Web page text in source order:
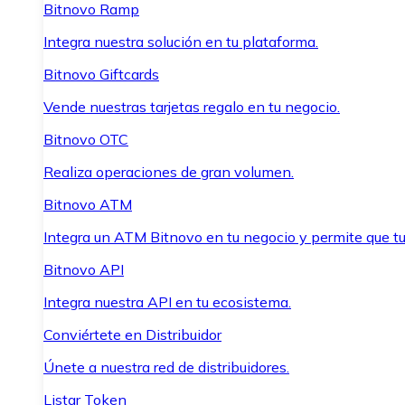
Bitnovo Ramp
Integra nuestra solución en tu plataforma.
Bitnovo Giftcards
Vende nuestras tarjetas regalo en tu negocio.
Bitnovo OTC
Realiza operaciones de gran volumen.
Bitnovo ATM
Integra un ATM Bitnovo en tu negocio y permite que
Bitnovo API
Integra nuestra API en tu ecosistema.
Conviértete en Distribuidor
Únete a nuestra red de distribuidores.
Listar Token